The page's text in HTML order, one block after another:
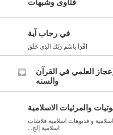
فتاوى وشبهات
في رحاب آية
اقْرَأْ بِاسْمِ رَبّكَ الّذِي خَلَقَ
العلمي في القرآن
والسنه
والمرئيات الاسلامية
و فديوهات اسلامية فلاشات
اسلامية إلخ...